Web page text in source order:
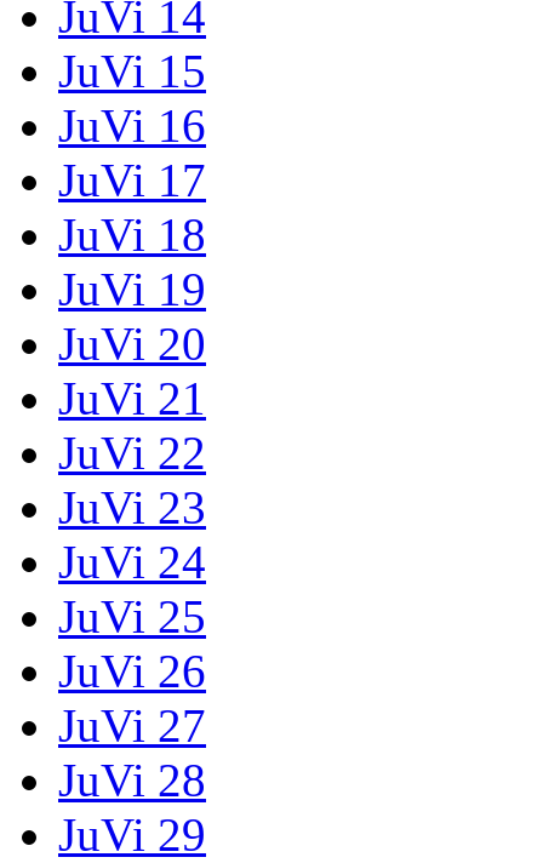
JuVi 14
JuVi 15
JuVi 16
JuVi 17
JuVi 18
JuVi 19
JuVi 20
JuVi 21
JuVi 22
JuVi 23
JuVi 24
JuVi 25
JuVi 26
JuVi 27
JuVi 28
JuVi 29